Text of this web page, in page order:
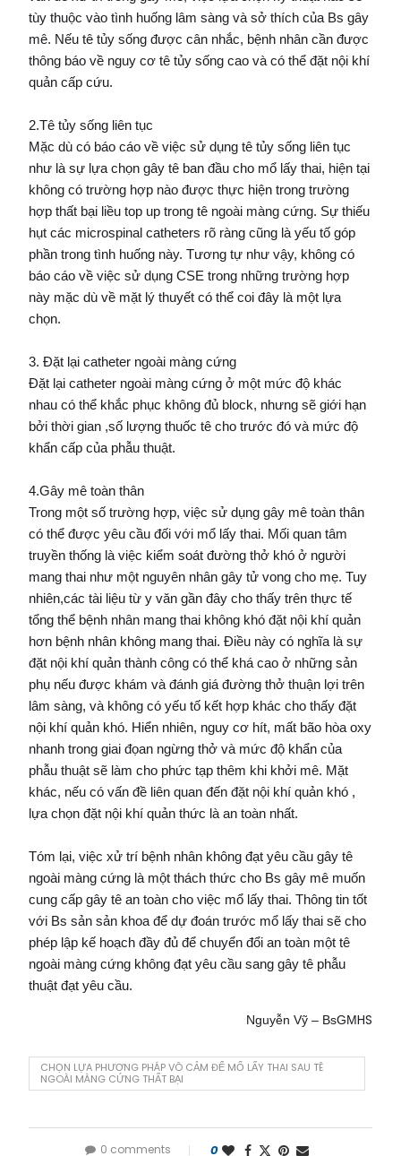
tùy thuộc vào tình huống lâm sàng và sở thích của Bs gây
mê. Nếu tê tủy sống được cân nhắc, bệnh nhân cần được
thông báo về nguy cơ tê tủy sống cao và có thể đặt nội khí
quản cấp cứu.
2.Tê tủy sống liên tục
Mặc dù có báo cáo về việc sử dụng tê tủy sống liên tục
như là sự lựa chọn gây tê ban đầu cho mổ lấy thai, hiện tại
không có trường hợp nào được thực hiện trong trường
hợp thất bại liều top up trong tê ngoài màng cứng. Sự thiếu
hụt các microspinal catheters rõ ràng cũng là yếu tố góp
phần trong tình huống này. Tương tự như vậy, không có
báo cáo về việc sử dụng CSE trong những trường hợp
này mặc dù về mặt lý thuyết có thể coi đây là một lựa
chọn.
3. Đặt lại catheter ngoài màng cứng
Đặt lại catheter ngoài màng cứng ở một mức độ khác
nhau có thể khắc phục không đủ block, nhưng sẽ giới hạn
bởi thời gian ,số lượng thuốc tê cho trước đó và mức độ
khẩn cấp của phẫu thuật.
4.Gây mê toàn thân
Trong một số trường hợp, việc sử dụng gây mê toàn thân
có thể được yêu cầu đối với mổ lấy thai. Mối quan tâm
truyền thống là việc kiểm soát đường thở khó ở người
mang thai như một nguyên nhân gây tử vong cho mẹ. Tuy
nhiên,các tài liệu từ y văn gần đây cho thấy trên thực tế
tổng thể bệnh nhân mang thai không khó đặt nội khí quản
hơn bệnh nhân không mang thai. Điều này có nghĩa là sự
đặt nội khí quản thành công có thể khá cao ở những sản
phụ nếu được khám và đánh giá đường thở thuận lợi trên
lâm sàng, và không có yếu tố kết hợp khác cho thấy đặt
nội khí quản khó. Hiển nhiên, nguy cơ hít, mất bão hòa oxy
nhanh trong giai đọan ngừng thở và mức độ khẩn của
phẫu thuật sẽ làm cho phức tạp thêm khi khởi mê. Mặt
khác, nếu có vấn đề liên quan đến đặt nội khí quản khó ,
lựa chọn đặt nội khí quản thức là an toàn nhất.
Tóm lại, việc xử trí bệnh nhân không đạt yêu cầu gây tê
ngoài màng cứng là một thách thức cho Bs gây mê muốn
cung cấp gây tê an toàn cho việc mổ lấy thai. Thông tin tốt
với Bs sản sản khoa để dự đoán trước mổ lấy thai sẽ cho
phép lập kế hoạch đầy đủ để chuyển đổi an toàn một tê
ngoài màng cứng không đạt yêu cầu sang gây tê phẫu
thuật đạt yêu cầu.
Nguyễn Vỹ – BsGMHS
CHỌN LỰA PHƯƠNG PHÁP VÔ CẢM ĐỂ MỔ LẤY THAI SAU TÊ
NGOÀI MÀNG CỨNG THẤT BẠI
0 comments 0